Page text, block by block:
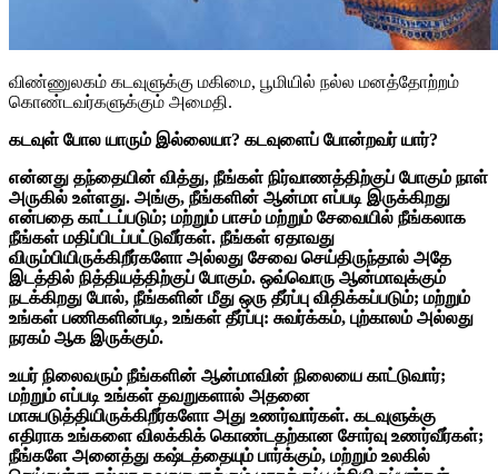
விண்ணுலகம் கடவுளுக்கு மகிமை, பூமியில் நல்ல மனத்தோற்றம்
கொண்டவர்களுக்கும் அமைதி.
கடவுள் போல யாரும் இல்லையா? கடவுளைப் போன்றவர் யார்?
என்னது தந்தையின் வித்து, நீங்கள் நிர்வாணத்திற்குப் போகும் நாள்
அருகில் உள்ளது. அங்கு, நீங்களின் ஆன்மா எப்படி இருக்கிறது
என்பதை காட்டப்படும்; மற்றும் பாசம் மற்றும் சேவையில் நீங்கலாக
நீங்கள் மதிப்பிடப்பட்டுவீர்கள். நீங்கள் ஏதாவது
விரும்பியிருக்கிறீர்களோ அல்லது சேவை செய்திருந்தால் அதே
இடத்தில் நித்தியத்திற்குப் போகும். ஒவ்வொரு ஆன்மாவுக்கும்
நடக்கிறது போல், நீங்களின் மீது ஒரு தீர்ப்பு விதிக்கப்படும்; மற்றும்
உங்கள் பணிகளின்படி, உங்கள் தீர்ப்பு: சுவர்க்கம், புற்காலம் அல்லது
நரகம் ஆக இருக்கும்.
உயர் நிலைவரும் நீங்களின் ஆன்மாவின் நிலையை காட்டுவார்;
மற்றும் எப்படி உங்கள் தவறுகளால் அதனை
மாசுபடுத்தியிருக்கிறீர்களோ அது உணர்வார்கள். கடவுளுக்கு
எதிராக உங்களை விலக்கிக் கொண்டதற்கான சோர்வு உணர்வீர்கள்;
நீங்களே அனைத்து கஷ்டத்தையும் பார்க்கும், மற்றும் உலகில்